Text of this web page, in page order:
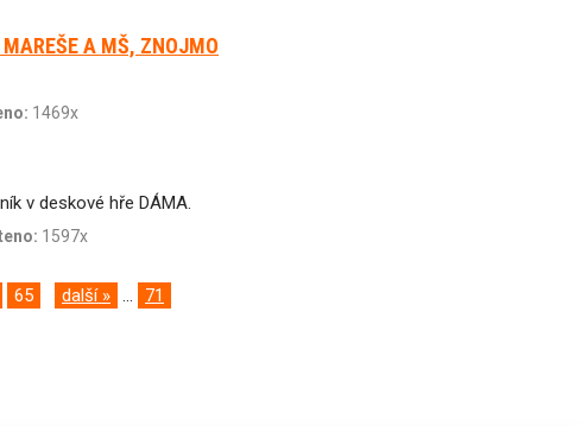
MAREŠE A MŠ, ZNOJMO
1469x
v deskové hře DÁMA.
1597x
65 další » ... 71